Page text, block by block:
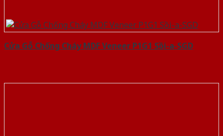
Cửa Gỗ Chống Cháy MDF Veneer P1G1 Sồi-a-SGD